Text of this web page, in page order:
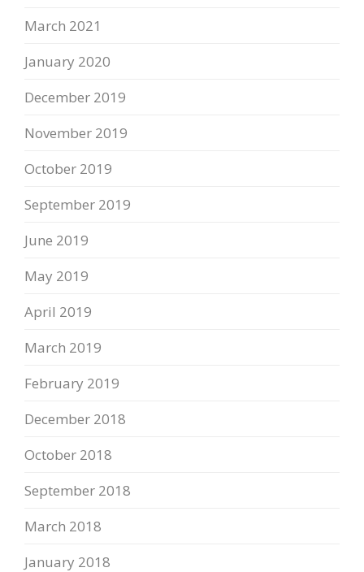
March 2021
January 2020
December 2019
November 2019
October 2019
September 2019
June 2019
May 2019
April 2019
March 2019
February 2019
December 2018
October 2018
September 2018
March 2018
January 2018